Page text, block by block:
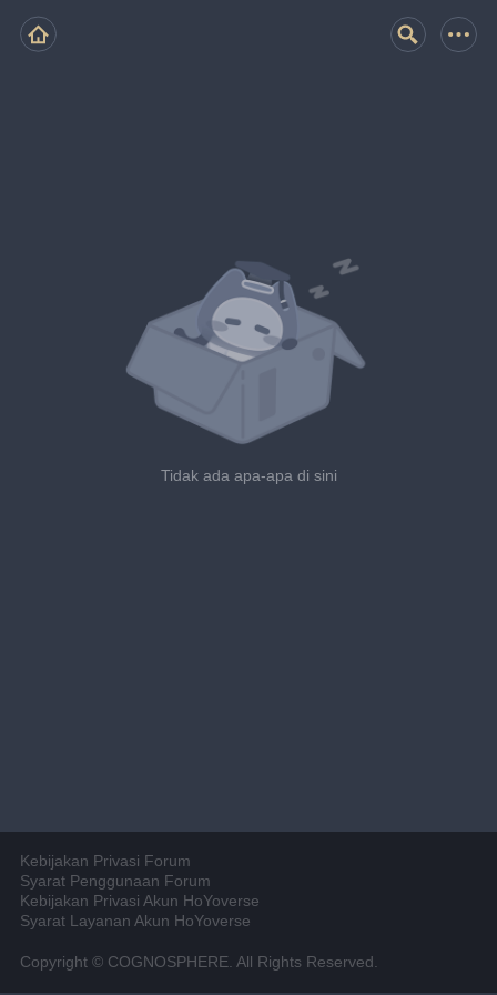
Tidak ada apa-apa di sini
Kebijakan Privasi Forum
Syarat Penggunaan Forum
Kebijakan Privasi Akun HoYoverse
Syarat Layanan Akun HoYoverse
Copyright © COGNOSPHERE. All Rights Reserved.